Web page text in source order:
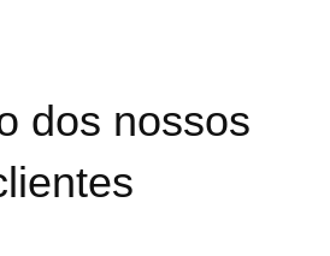
dos nossos